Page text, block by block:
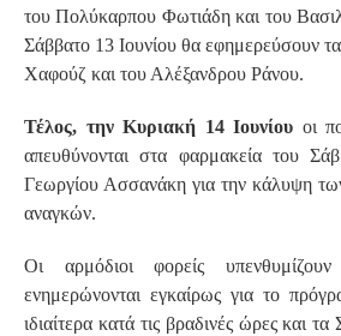
του Πολύκαρπου Φωτιάδη και του
Σάββατο 13 Ιουνίου θα εφημερεύσουν
Χαφούζ και του Αλέξανδρου Ράνου.
Τέλος, την Κυριακή 14 Ιουνίου οι
απευθύνονται στα φαρμακεία του
Γεωργίου Ασσανάκη για την κάλυψη
αναγκών.
Οι αρμόδιοι φορείς
ενημερώνονται εγκαίρως για το
ιδιαίτερα κατά τις βραδινές ώρες και